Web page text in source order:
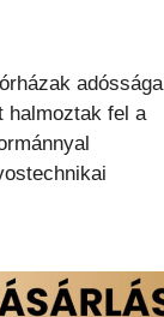
adóssága
halmoztak fel a